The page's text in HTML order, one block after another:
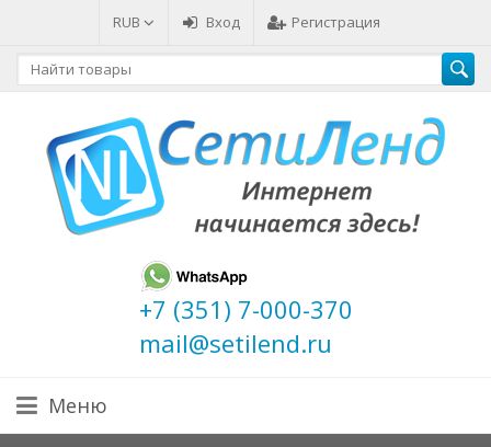
RUB Вход Регистрация
+7 (351) 7-000-370
mail@setilend.ru
Меню